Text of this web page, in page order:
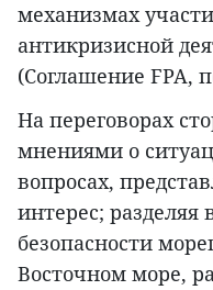
механизмах
антикризисной
(Соглашение FPA,
На переговорах
мнениями о
вопросах,
интерес; разделяя
безопасности
Восточном море,